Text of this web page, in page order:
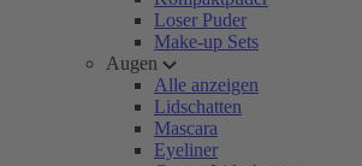
Loser Puder
Make-up Sets
Augen
Alle anzeigen
Lidschatten
Mascara
Eyeliner